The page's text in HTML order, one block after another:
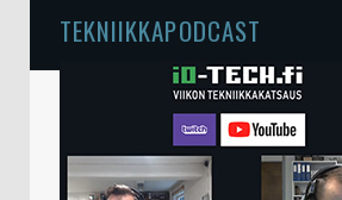
TEKNIIKKAPODCAST